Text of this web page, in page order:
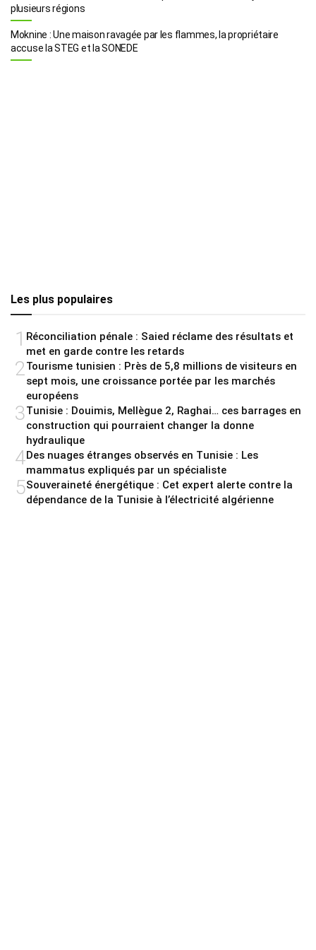
plusieurs régions
Moknine : Une maison ravagée par les flammes, la propriétaire
accuse la STEG et la SONEDE
Les plus populaires
1 Réconciliation pénale : Saied réclame des résultats et
met en garde contre les retards
2Tourisme tunisien : Près de 5,8 millions de visiteurs en
sept mois, une croissance portée par les marchés
européens
3Tunisie : Douimis, Mellègue 2, Raghai… ces barrages en
construction qui pourraient changer la donne
hydraulique
4Des nuages étranges observés en Tunisie : Les
mammatus expliqués par un spécialiste
5Souveraineté énergétique : Cet expert alerte contre la
dépendance de la Tunisie à l’électricité algérienne